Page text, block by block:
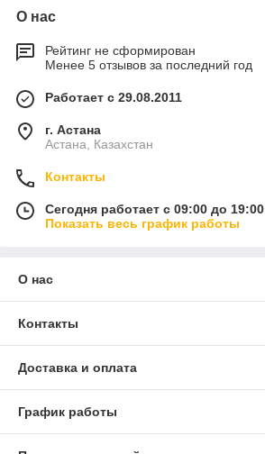
О нас
Рейтинг не сформирован
Менее 5 отзывов за последний год
Работает с 29.08.2011
г. Астана
Астана, Казахстан
Контакты
Сегодня работает с 09:00 до 19:00
Показать весь график работы
О нас
Контакты
Доставка и оплата
График работы